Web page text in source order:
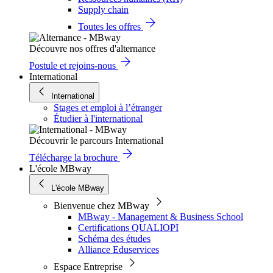
Supply chain
Toutes les offres
Découvre nos offres d'alternance
Postule et rejoins-nous
International
International
Stages et emploi à l’étranger
Étudier à l'international
Découvrir le parcours International
Télécharge la brochure
L'école MBway
L'école MBway
Bienvenue chez MBway
MBway - Management & Business School
Certifications QUALIOPI
Schéma des études
Alliance Eduservices
Espace Entreprise